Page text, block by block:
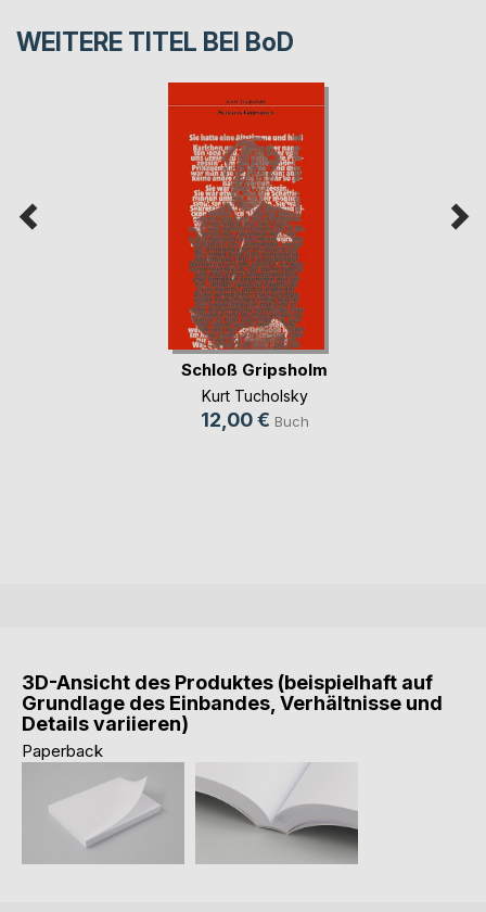
WEITERE TITEL BEI BoD
Schloß Gripsholm
Kurt Tucholsky
12,00 € Buch
3D-Ansicht des Produktes (beispielhaft auf
Grundlage des Einbandes, Verhältnisse und
Details variieren)
Paperback